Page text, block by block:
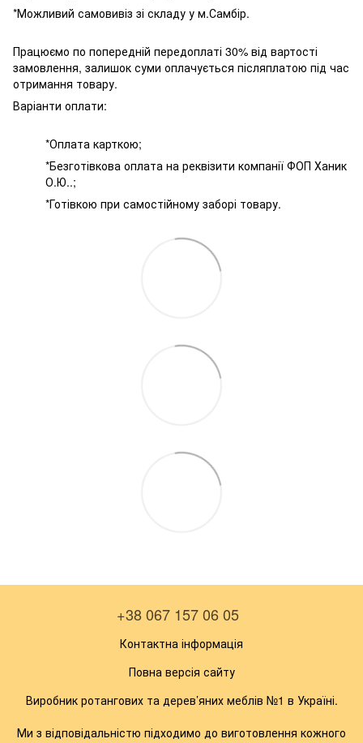
*Можливий самовивіз зі складу у м.Самбір.
Працюємо по попередній передоплаті 30% від вартості
замовлення, залишок суми оплачується післяплатою під час
отримання товару.
Варіанти оплати:
*Оплата карткою;
*Безготівкова оплата на реквізити компанії ФОП Ханик
О.Ю..;
*Готівкою при самостійному заборі товару.
+38 067 157 06 05
Контактна інформація
Повна версія сайту
Виробник ротангових та дерев’яних меблів №1 в Україні.
Ми з відповідальністю підходимо до виготовлення кожного